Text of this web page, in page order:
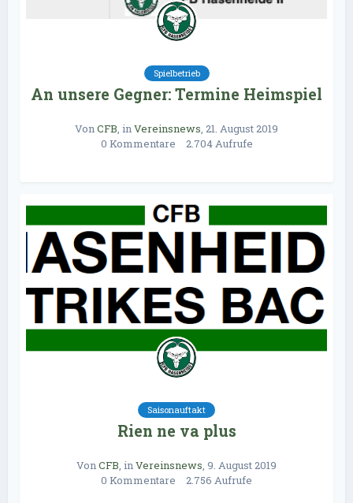
Spielbetrieb
An unsere Gegner: Termine Heimspiel
VonCFB, inVereinsnews, 21. August 2019
0 Kommentare
2.704 Aufrufe
Saisonauftakt
Rien ne va plus
VonCFB, inVereinsnews, 9. August 2019
0 Kommentare
2.756 Aufrufe